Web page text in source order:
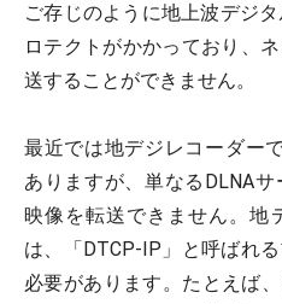
ご存じのように地上波デジ
ロテクトがかかっており、
送することができません。
最近では地デジレコーダー
ありますが、単なるDLNA
映像を転送できません。地
は、「DTCP-IP」と呼ばれ
必要があります。たとえば